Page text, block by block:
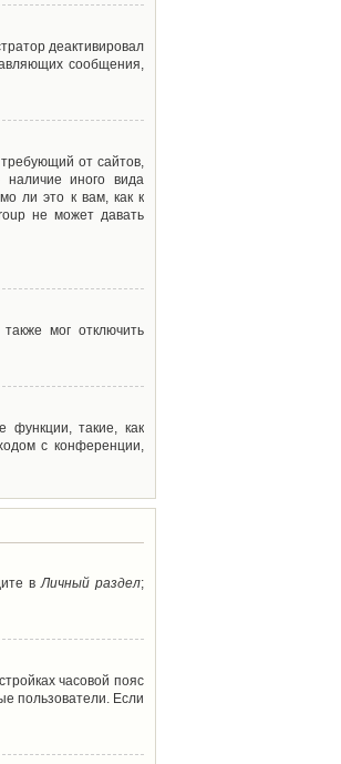
деактивировал
сообщения,
от сайтов,
иного вида
ли это к вам, как к
не может давать
мог отключить
функции, такие, как
с конференции,
вЛичный раздел;
часовой пояс
пользователи. Если